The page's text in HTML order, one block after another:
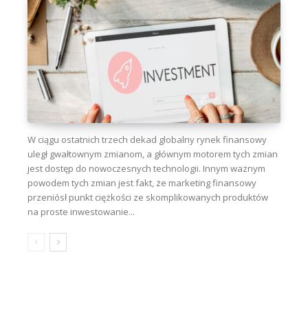
W ciągu ostatnich trzech dekad globalny rynek finansowy
uległ gwałtownym zmianom, a głównym motorem tych zmian
jest dostęp do nowoczesnych technologii. Innym ważnym
powodem tych zmian jest fakt, że marketing finansowy
przeniósł punkt ciężkości ze skomplikowanych produktów
na proste inwestowanie...